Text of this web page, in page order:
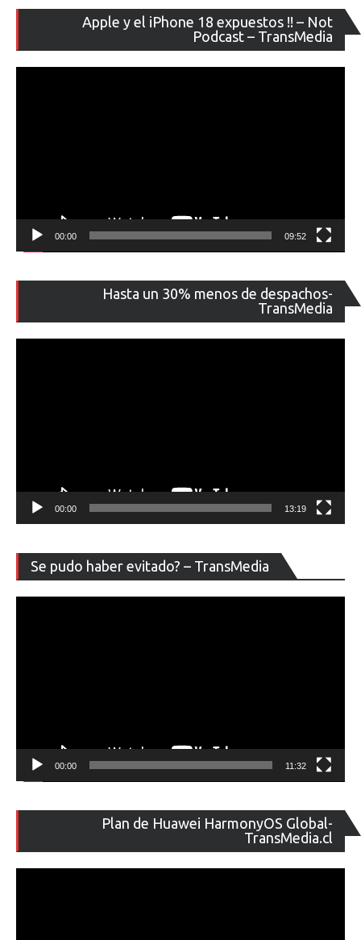
Apple y el iPhone 18 expuestos !! – Not
Podcast – TransMedia
de
00:00 09:52
Hasta un 30% menos de despachos-
TransMedia
de
00:00 13:19
Se pudo haber evitado? – TransMedia
de
00:00 11:32
Plan de Huawei HarmonyOS Global-
TransMedia.cl
de